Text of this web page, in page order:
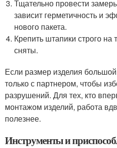
Тщательно провести
зависит герметичность и
нового пакета.
Крепить штапики строго на
сняты.
Если размер изделия
только с партнером, чтобы
разрушений. Для тех, кто
монтажом изделий, работа
полезнее.
Инструменты и